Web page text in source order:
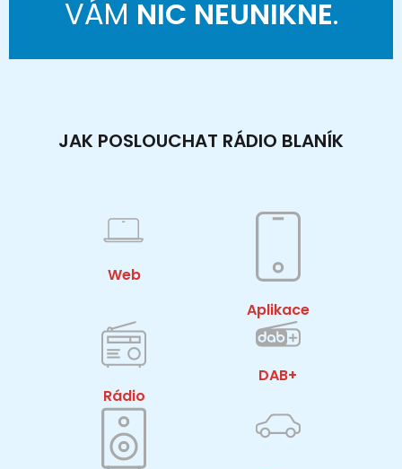
VÁM NIC NEUNIKNE.
JAK POSLOUCHAT RÁDIO BLANÍK
Web
Aplikace
Rádio
DAB+